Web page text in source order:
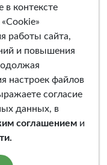
в контексте
работы сайта,
и повышения
настроек файлов
согласие
данных, в
соглашением и
.